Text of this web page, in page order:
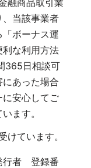
当該事業者
ボーナス運
な利用方法
365日相談可
あった場合
安心してご
ます。
けています。
行者 登録番